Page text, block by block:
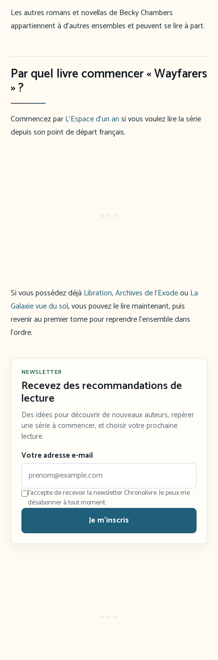
Les autres romans et novellas de Becky Chambers
appartiennent à d’autres ensembles et peuvent se lire à part.
Par quel livre commencer « Wayfarers
» ?
Commencez parL’Espace d’un ansi vous voulez lire la série
depuis son point de départ français.
Si vous possédez déjà Libration,Archives de l’Exodeou La
Galaxie vue du sol, vous pouvez le lire maintenant, puis
revenir au premier tome pour reprendre l’ensemble dans
l’ordre.
NEWSLETTER
Recevez des recommandations de
lecture
Des idées pour découvrir de nouveaux auteurs, repérer
une série à commencer, et choisir votre prochaine
lecture.
Votre adresse e-mail
J'accepte de recevoir la newsletter Chronolivre. Je peux me
désabonner à tout moment.